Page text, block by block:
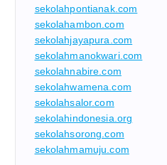
sekolahpontianak.com
sekolahambon.com
sekolahjayapura.com
sekolahmanokwari.com
sekolahnabire.com
sekolahwamena.com
sekolahsalor.com
sekolahindonesia.org
sekolahsorong.com
sekolahmamuju.com